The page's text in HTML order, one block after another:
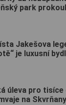
park
Jakešova
je luxusní
úleva pro
na